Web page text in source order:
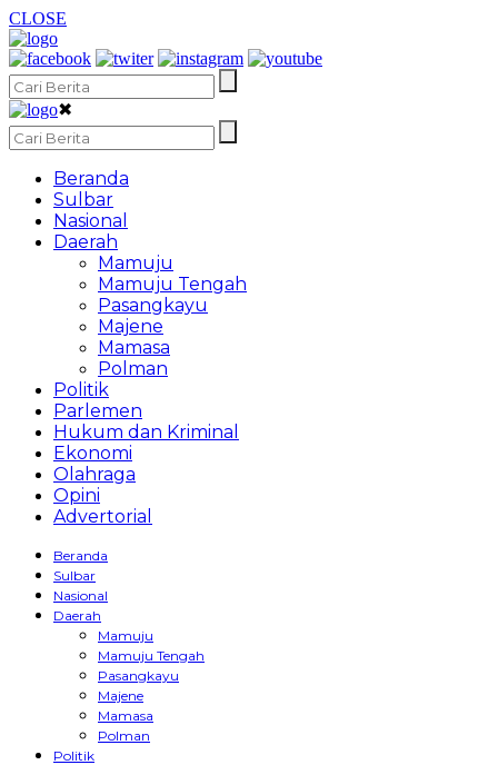
CLOSE
✖
Beranda
Sulbar
Nasional
Daerah
Mamuju
Mamuju Tengah
Pasangkayu
Majene
Mamasa
Polman
Politik
Parlemen
Hukum dan Kriminal
Ekonomi
Olahraga
Opini
Advertorial
Beranda
Sulbar
Nasional
Daerah
Mamuju
Mamuju Tengah
Pasangkayu
Majene
Mamasa
Polman
Politik